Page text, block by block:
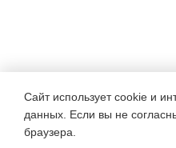
Сайт использует cookie и
данных. Если вы не
браузера.